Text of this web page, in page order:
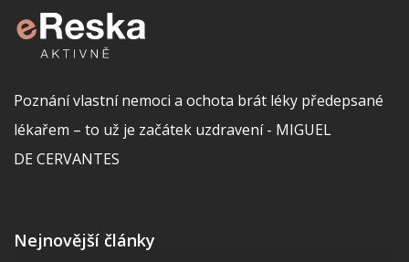
Poznání vlastní nemoci a ochota brát léky předepsané
lékařem – to už je začátek uzdravení - MIGUEL
DE CERVANTES
Nejnovější články